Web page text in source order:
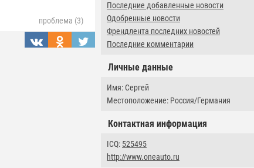
Последние добавленные новости
Одобренные новости
Френдлента последних новостей
Последние комментарии
Личные данные
Имя: Сергей
Местоположение: Россия/Германия
Контактная информация
ICQ: 525495
http://www.oneauto.ru
проблема (3)